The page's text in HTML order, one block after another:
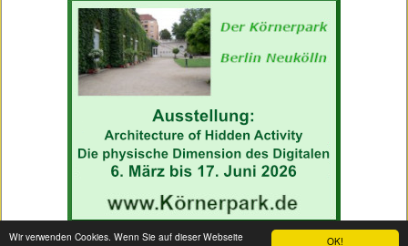
OK!
Wir verwenden Cookies. Wenn Sie auf dieser Webseite